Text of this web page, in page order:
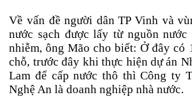
Về vấn đề người dân TP Vinh và
nước sạch được lấy từ nguồn
nhiễm, ông Mão cho biết: Ở đây có
chỗ, trước đây khi thực hiện dự án
Lam để cấp nước thô thì Công ty
Nghệ An là doanh nghiệp nhà nước.